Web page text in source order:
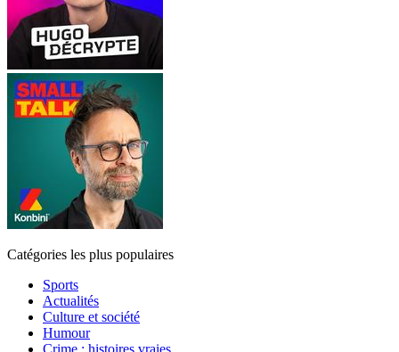
Catégories les plus populaires
Sports
Actualités
Culture et société
Humour
Crime : histoires vraies